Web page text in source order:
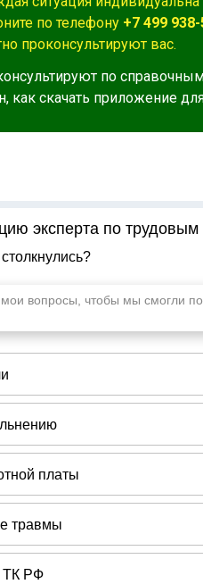
по телефону +7 499
проконсультируют вас.
по
как скачать приложение